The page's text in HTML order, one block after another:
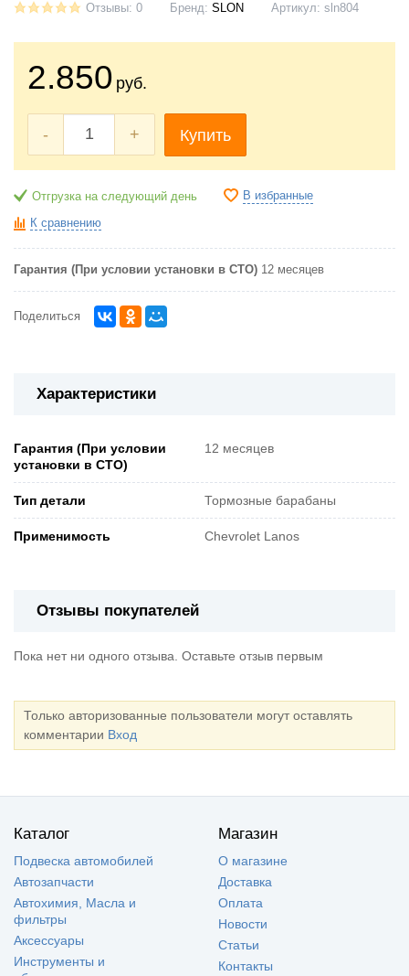
Отзывы: 0 Бренд: SLON Артикул: sln804
2.850 руб.
- + Купить
Отгрузка на следующий день В избранные
К сравнению
Гарантия (При условии установки в СТО) 12 месяцев
Поделиться
Характеристики
Гарантия (При условии
установки в СТО)
12 месяцев
Тип детали Тормозные барабаны
Применимость Chevrolet Lanos
Отзывы покупателей
Пока нет ни одного отзыва. Оставьте отзыв первым
Только авторизованные пользователи могут оставлять
комментарии Вход
Каталог
Подвеска автомобилей
Автозапчасти
Автохимия, Масла и
фильтры
Аксессуары
Инструменты и
Магазин
О магазине
Доставка
Оплата
Новости
Статьи
Контакты